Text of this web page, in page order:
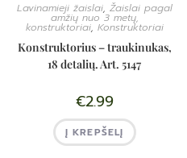
Lavinamieji žaislai, Žaislai pagal
amžių nuo 3 metų,
konstruktoriai, Konstruktoriai
Konstruktorius – traukinukas,
18 detalių. Art. 5147
€2.99
Į KREPŠELĮ